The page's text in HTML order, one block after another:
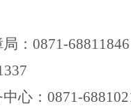
局： 0871-68811846
中心： 0871-